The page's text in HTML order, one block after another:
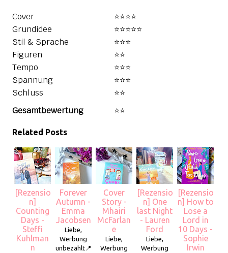
Cover
⭐⭐⭐⭐
Grundidee
⭐⭐⭐⭐⭐️
Stil & Sprache
⭐⭐⭐
Figuren
⭐⭐️
Tempo
⭐⭐⭐
Spannung
⭐⭐⭐️
Schluss
⭐⭐
Gesamtbewertung
⭐⭐
Related Posts
[Rezensio
n]
Counting
Days -
Steffi
Kuhlman
n
Forever
Autumn -
Emma
Jacobsen
Liebe,
Werbung
unbezahlt📍
Cover
Story -
Mhairi
McFarlan
e
Liebe,
Werbung
[Rezensio
n] One
last Night
- Lauren
Ford
Liebe,
Werbung
[Rezensio
n] How to
Lose a
Lord in
10 Days -
Sophie
Irwin